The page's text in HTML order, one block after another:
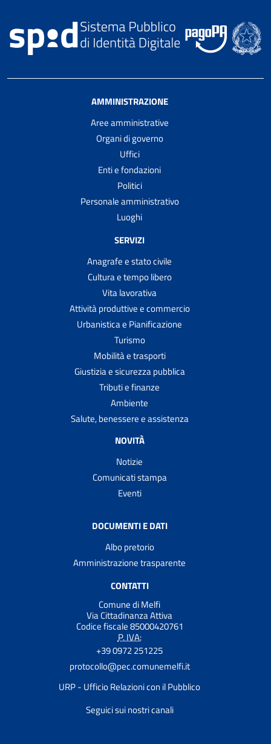
AMMINISTRAZIONE
Aree amministrative
Organi di governo
Uffici
Enti e fondazioni
Politici
Personale amministrativo
Luoghi
SERVIZI
Anagrafe e stato civile
Cultura e tempo libero
Vita lavorativa
Attività produttive e commercio
Urbanistica e Pianificazione
Turismo
Mobilità e trasporti
Giustizia e sicurezza pubblica
Tributi e finanze
Ambiente
Salute, benessere e assistenza
NOVITÀ
Notizie
Comunicati stampa
Eventi
DOCUMENTI E DATI
Albo pretorio
Amministrazione trasparente
CONTATTI
Comune di Melfi
Via Cittadinanza Attiva
Codice fiscale 85000420761
P. IVA:
+39 0972 251225
protocollo@pec.comunemelfi.it
URP - Ufficio Relazioni con il Pubblico
Seguici sui nostri canali